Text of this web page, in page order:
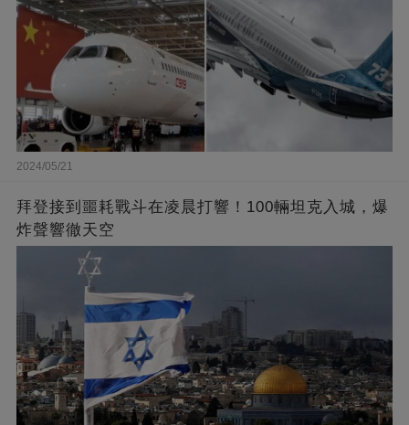
2024/05/21
拜登接到噩耗戰斗在凌晨打響！100輛坦克入城，爆
炸聲響徹天空